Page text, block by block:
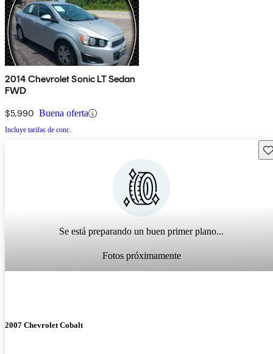
2014 Chevrolet Sonic LT Sedan
FWD
$5,990 Buena oferta
Incluye tarifas de conc.
Se está preparando un buen primer plano...
Fotos próximamente
2007 Chevrolet Cobalt